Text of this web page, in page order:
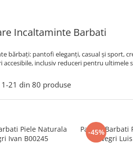
Incaltaminte Barbati
bărbați: pantofi eleganți, casual și sport,
accesibile, inclusiv reduceri pentru ultimele
1-21 din 80 produse
Piele Naturala
Ivan B00245
-45%
Pantofi Barbati
Negri